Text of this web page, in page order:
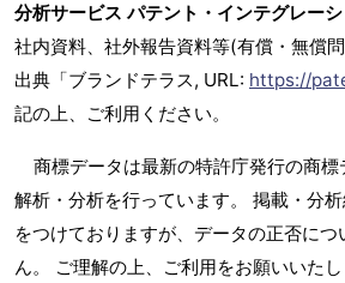
分析サービス パテント・インテグレー
社内資料、社外報告資料等(有償・無償
出典「ブランドテラス, URL: https://
記の上、ご利用ください。
商標データは最新の特許庁発行の商標
解析・分析を行っています。 掲載・分
をつけておりますが、データの正否に
ん。 ご理解の上、ご利用をお願いいたし